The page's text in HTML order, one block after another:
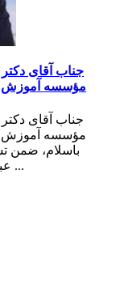
جناب آقای
مؤسسه آموزش
جناب آقای
مؤسسه آموزش
باسلام، ضمن
عبدالله الحسین بدینوسیله باعث ...